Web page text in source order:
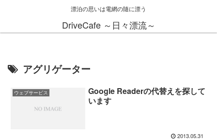
漂泊の思いは電網の隨に漂う
DriveCafe ～日々漂流～
アグリゲーター
ウェブサービス
Google Readerの代替えを探して
います
2013.05.31